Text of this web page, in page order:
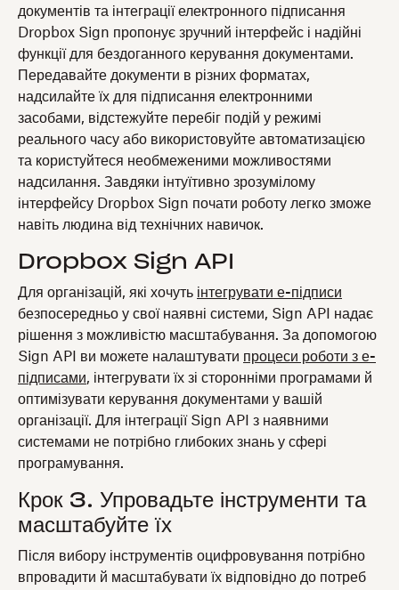
документів та інтеграції електронного підписання
Dropbox Sign пропонує зручний інтерфейс і надійні
функції для бездоганного керування документами.
Передавайте документи в різних форматах,
надсилайте їх для підписання електронними
засобами, відстежуйте перебіг подій у режимі
реального часу або використовуйте автоматизацією
та користуйтеся необмеженими можливостями
надсилання. Завдяки інтуїтивно зрозумілому
інтерфейсу Dropbox Sign почати роботу легко зможе
навіть людина від технічних навичок.
Dropbox Sign API
Для організацій, які хочуть інтегрувати е-підписи
безпосередньо у свої наявні системи, Sign API надає
рішення з можливістю масштабування. За допомогою
Sign API ви можете налаштувати процеси роботи з е-
підписами, інтегрувати їх зі сторонніми програмами й
оптимізувати керування документами у вашій
організації. Для інтеграції Sign API з наявними
системами не потрібно глибоких знань у сфері
програмування.
Крок 3. Упровадьте інструменти та
масштабуйте їх
Після вибору інструментів оцифровування потрібно
впровадити й масштабувати їх відповідно до потреб